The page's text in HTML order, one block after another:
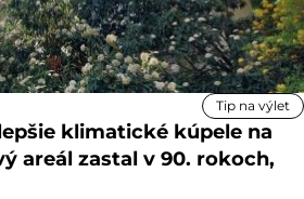
Tip na výlet
klimatické kúpele na
areál zastal v 90. rokoch,